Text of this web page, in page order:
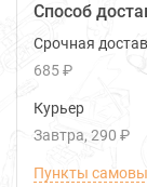
Способ
Срочная
685 ₽
Курьер
Завтра 290 ₽
Пункты